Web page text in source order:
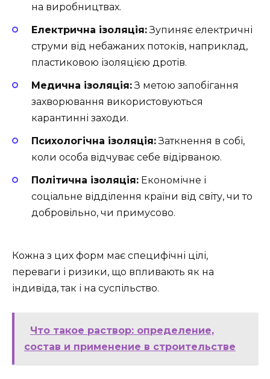
на виробництвах.
Електрична ізоляція:Зупиняє електричні
струми від небажаних потоків, наприклад,
пластиковою ізоляцією дротів.
Медична ізоляція:З метою запобігання
захворювання використовуються
карантинні заходи.
Психологічна ізоляція:Заткнення в собі,
коли особа відчуває себе відірваною.
Політична ізоляція: Економічне і
соціальне відділення країни від світу, чи то
добровільно, чи примусово.
Кожна з цих форм має специфічні цілі,
переваги і ризики, що впливають як на
індивіда, так і на суспільство.
Что такое раствор: определение,
состав и применение в строительстве